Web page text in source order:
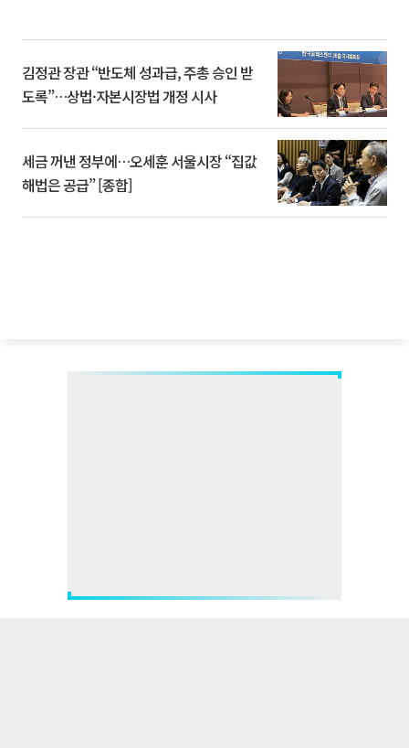
김정관 장관 “반도체 성과급, 주총 승인 받
도록”…상법·자본시장법 개정 시사
세금 꺼낸 정부에…오세훈 서울시장 “집값
해법은 공급” [종합]